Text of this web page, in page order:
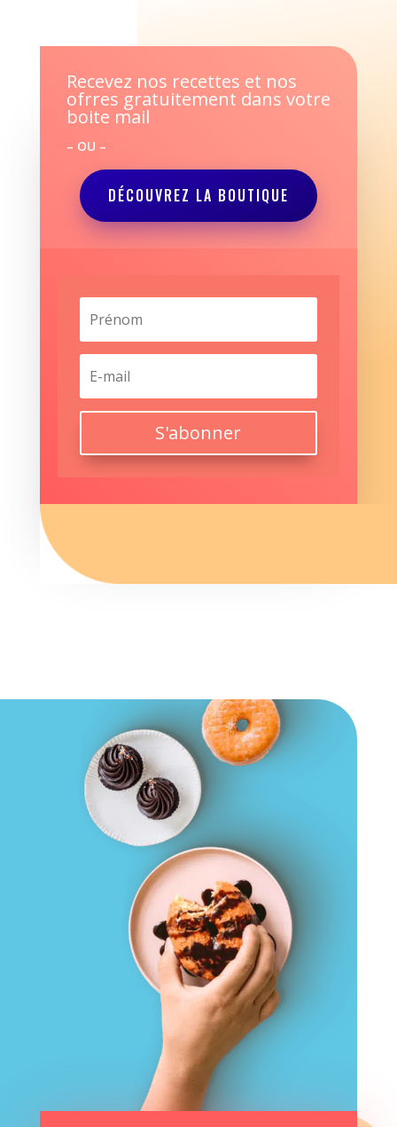
Recevez nos recettes et nos
ofrres gratuitement dans votre
boite mail
– OU –
DÉCOUVREZ LA BOUTIQUE
S'abonner